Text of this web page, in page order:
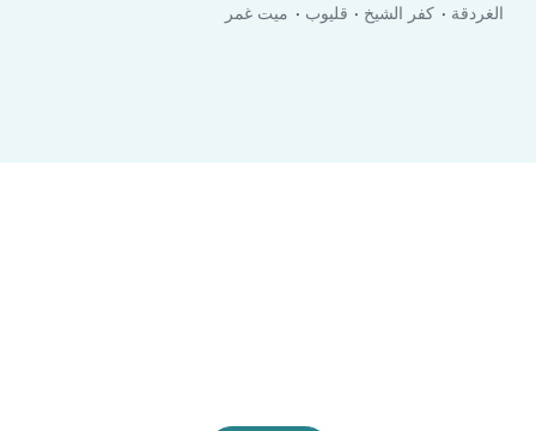
الغردقة
كفر الشيخ قليوب ميت غمر